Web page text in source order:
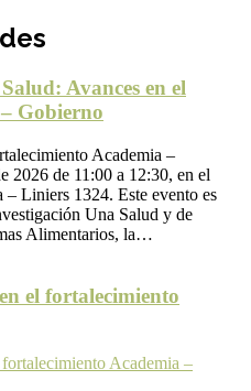
Avances en el
Gobierno
Academia –
2026 de 11:00 a 12:30, en el
Liniers 1324. Este evento es
Una Salud y de
Alimentarios, la…
el fortalecimiento